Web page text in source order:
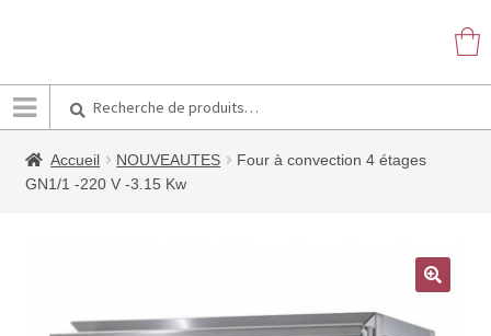
pour :
Accueil NOUVEAUTES
Four à convection 4 étages
GN1/1 -220 V -3.15 Kw